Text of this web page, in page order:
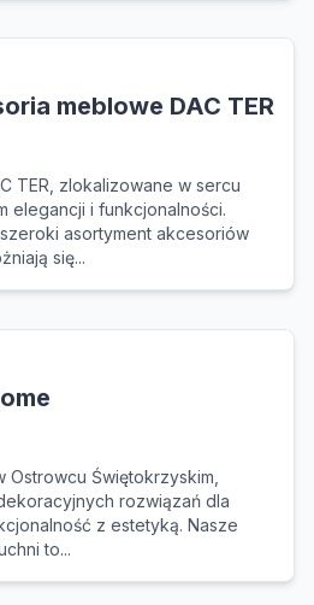
meblowe DAC TER
TER, zlokalizowane w sercu
elegancji i funkcjonalności.
asortyment akcesoriów
się...
Świętokrzyskim,
rozwiązań dla
z estetyką. Nasze
to...